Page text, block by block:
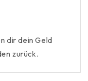
dir dein Geld
zurück.